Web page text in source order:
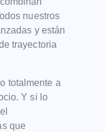
nuestros
y están
trayectoria
totalmente a
Y si lo
que